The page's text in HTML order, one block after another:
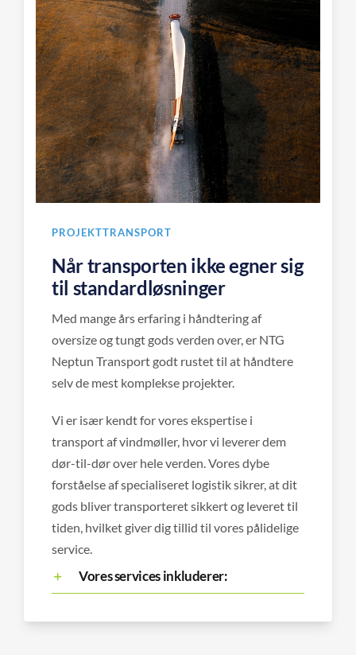
PROJEKTTRANSPORT
Når transporten ikke egner sig
til standardløsninger
Med mange års erfaring i håndtering af
oversize og tungt gods verden over, er NTG
Neptun Transport godt rustet til at håndtere
selv de mest komplekse projekter.
Vi er især kendt for vores ekspertise i
transport af vindmøller, hvor vi leverer dem
dør-til-dør over hele verden. Vores dybe
forståelse af specialiseret logistik sikrer, at dit
gods bliver transporteret sikkert og leveret til
tiden, hvilket giver dig tillid til vores pålidelige
service.
Vores services inkluderer: